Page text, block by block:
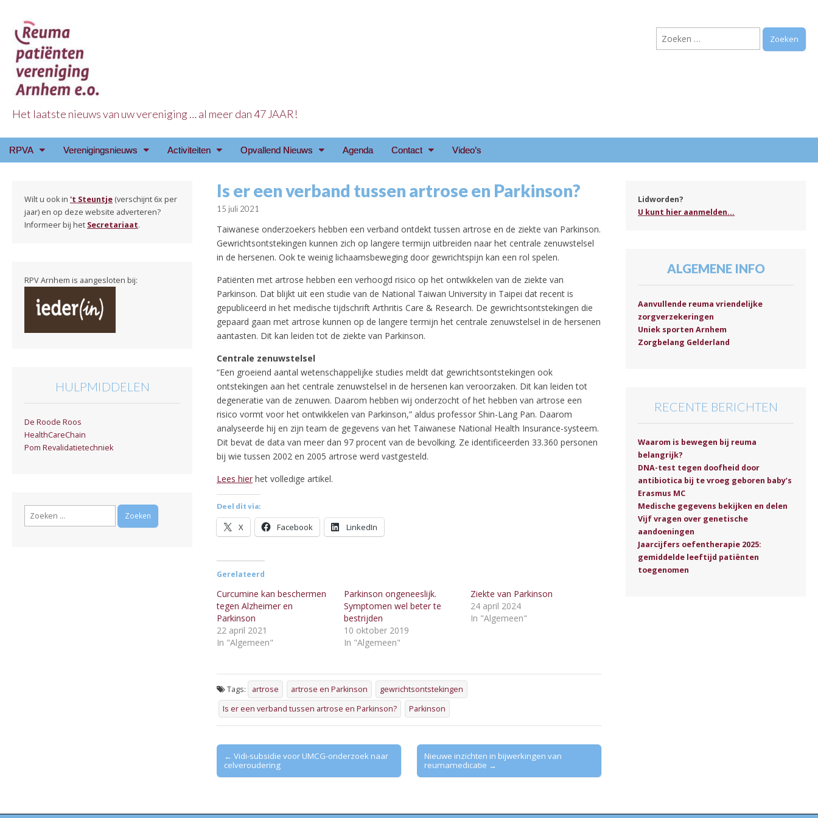
Reuma Patienten Vereniging Arnhem e.o.
Het laatste nieuws van uw vereniging … al meer dan 47 JAAR!
Zoeken
naar:
Main
Skip
RPVA Verenigingsnieuws Activiteiten Opvallend Nieuws Agenda Contact Video’s
Is er een verband tussen artrose en Parkinson?
15 juli 2021
Taiwanese onderzoekers hebben een verband ontdekt tussen artrose en de ziekte van Parkinson.
Gewrichtsontstekingen kunnen zich op langere termijn uitbreiden naar het centrale zenuwstelsel
in de hersenen. Ook te weinig lichaamsbeweging door gewrichtspijn kan een rol spelen.
Patiënten met artrose hebben een verhoogd risico op het ontwikkelen van de ziekte van
Parkinson. Dat blijkt uit een studie van de National Taiwan University in Taipei dat recent is
gepubliceerd in het medische tijdschrift Arthritis Care & Research. De gewrichtsontstekingen die
gepaard gaan met artrose kunnen op de langere termijn het centrale zenuwstelsel in de hersenen
aantasten. Dit kan leiden tot de ziekte van Parkinson.
Centrale zenuwstelsel
“Een groeiend aantal wetenschappelijke studies meldt dat gewrichtsontstekingen ook
ontstekingen aan het centrale zenuwstelsel in de hersenen kan veroorzaken. Dit kan leiden tot
degeneratie van de zenuwen. Daarom hebben wij onderzocht of het hebben van artrose een
risico vormt voor het ontwikkelen van Parkinson,” aldus professor Shin-Lang Pan. Daarom
analyseerde hij en zijn team de gegevens van het Taiwanese National Health Insurance-systeem.
Dit bevat de data van meer dan 97 procent van de bevolking. Ze identificeerden 33.360 personen
bij wie tussen 2002 en 2005 artrose werd vastgesteld.
Lees hier het volledige artikel.
Deel dit via:
X Facebook LinkedIn
Gerelateerd
Curcumine kan beschermen
tegen Alzheimer en
Parkinson
22 april 2021
In "Algemeen"
Parkinson ongeneeslijk.
Symptomen wel beter te
bestrijden
10 oktober 2019
In "Algemeen"
Ziekte van Parkinson
24 april 2024
In "Algemeen"
Tags: artrose artrose en Parkinson
gewrichtsontstekingen
Is er een verband tussen artrose en Parkinson?
Parkinson
Post
navigation
← Vidi-subsidie voor UMCG-onderzoek naar
celveroudering
Nieuwe inzichten in bijwerkingen van
reumamedicatie →
Wilt u ook in 't Steuntje (verschijnt 6x per
jaar) en op deze website adverteren?
Informeer bij het Secretariaat.
RPV Arnhem is aangesloten bij:
HULPMIDDELEN
De Roode Roos
HealthCareChain
Pom Revalidatietechniek
Zoeken
Lidworden?
U kunt hier aanmelden...
ALGEMENE INFO
Aanvullende reuma vriendelijke
zorgverzekeringen
Uniek sporten Arnhem
Zorgbelang Gelderland
RECENTE BERICHTEN
Waarom is bewegen bij reuma
belangrijk?
DNA-test tegen doofheid door
antibiotica bij te vroeg geboren baby’s
Erasmus MC
Medische gegevens bekijken en delen
Vijf vragen over genetische
aandoeningen
Jaarcijfers oefentherapie 2025:
gemiddelde leeftijd patiënten
toegenomen